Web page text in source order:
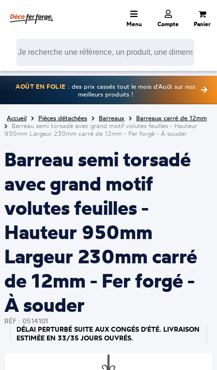
Menu Compte Panier
AOÛT EN FOLIE : des prix cassés tout le mois d'Août sur nos
meilleurs produits !
Accueil Pièces détachées Barreaux
Barreaux carré de 12mm
Barreau semi torsadé avec grand motif volutes feuilles - Hauteur
950mm Largeur 230mm carré de 12mm - Fer forgé - À souder
Barreau semi torsadé
avec grand motif
volutes feuilles -
Hauteur 950mm
Largeur 230mm carré
de 12mm - Fer forgé -
À souder
RÉF : 0514101
DÉLAI PERTURBÉ SUITE AUX CONGÉS D'ÉTÉ. LIVRAISON
ESTIMÉE EN 33/35 JOURS OUVRÉS.